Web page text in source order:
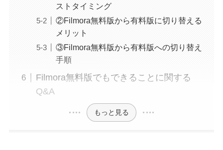
ストタイミング
②Filmora無料版から有料版に切り替える
メリット
③Filmora無料版から有料版への切り替え
手順
Filmora無料版でもできることに関する
Q&A
もっと見る